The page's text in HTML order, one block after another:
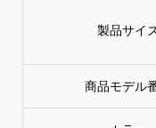
製品サイ
商品モデル